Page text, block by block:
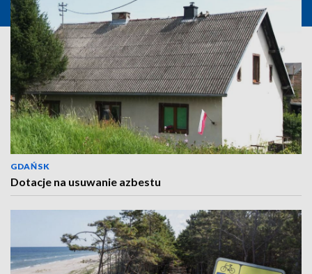
GDAŃSK
Dotacje na usuwanie azbestu